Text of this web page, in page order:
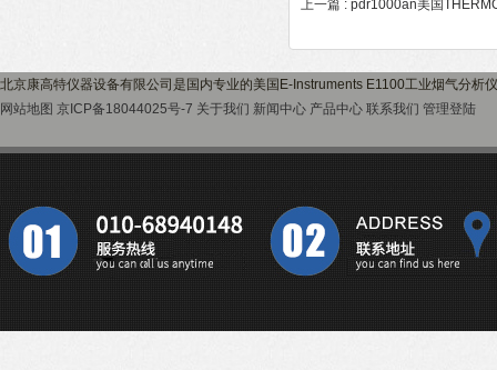
上一篇 : pdr1000an美国
北京康高特仪器设备有限公司是国内专业的美国E-Instruments E1100工业烟气分析
网站地图 京ICP备18044025号-7 关于我们 新闻中心 产品中心 联系我们 管理登陆